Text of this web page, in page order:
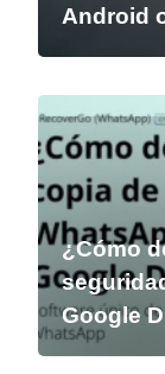
Android
¿Cómo
Google